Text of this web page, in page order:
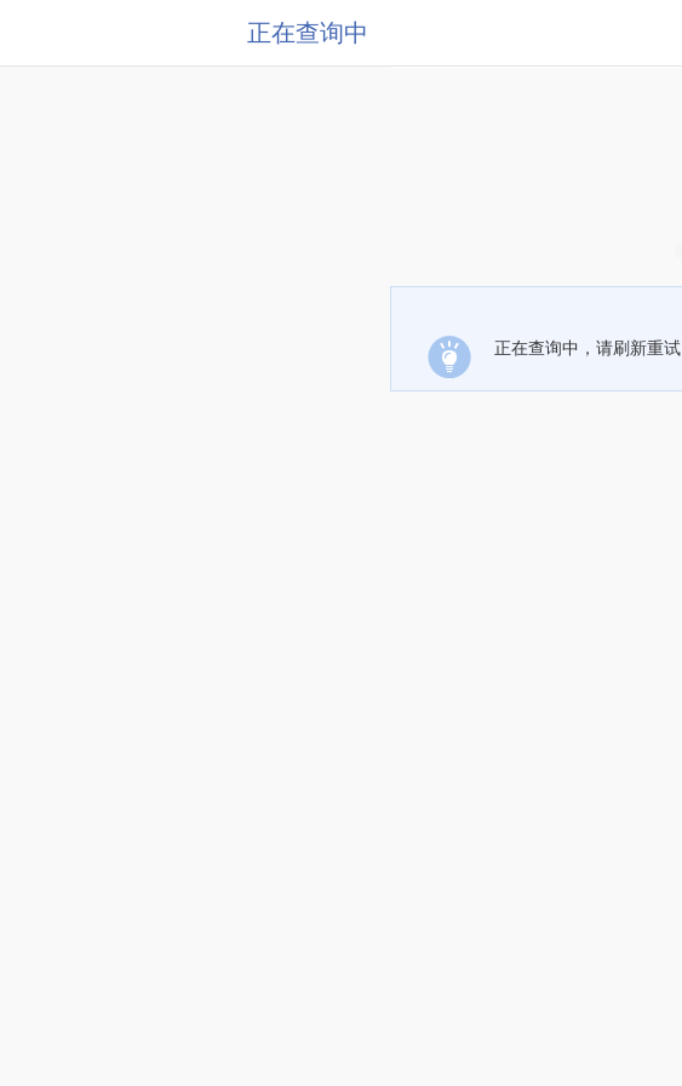
正在查询中
正在查询中，请刷新重试